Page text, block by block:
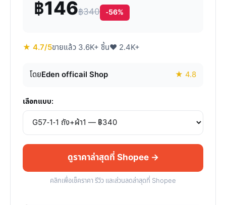
฿146฿340 -56%
★ 4.7/5ขายแล้ว 3.6K+ ชิ้น♥ 2.4K+
โดยEden officail Shop ★ 4.8
เลือกแบบ:
ดูราคาล่าสุดที่ Shopee →
คลิกเพื่อเช็คราคา รีวิว และส่วนลดล่าสุดที่ Shopee